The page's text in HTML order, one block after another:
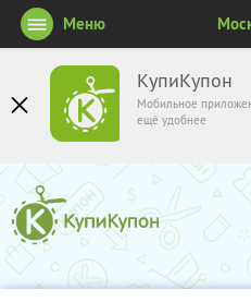
КупиКупон
Мобильное
ещё удобнее
Меню